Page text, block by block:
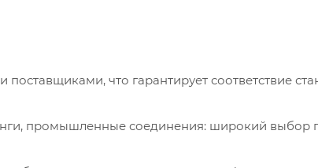
что гарантирует соответствие
промышленные соединения: широкий выбор